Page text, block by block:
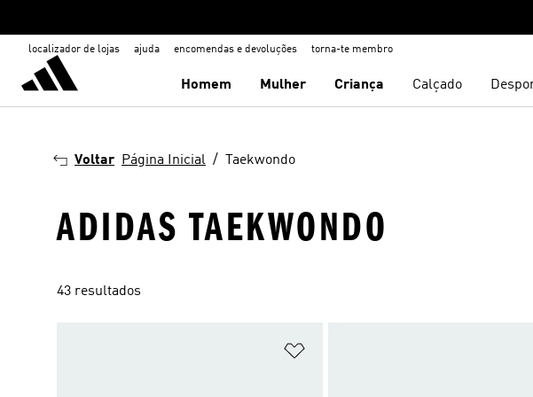
localizador de lojas ajuda encomendas e devoluções torna-te membro
Homem Mulher Criança Calçado
Voltar Página Inicial Taekwondo
ADIDAS TAEKWONDO
43 resultados